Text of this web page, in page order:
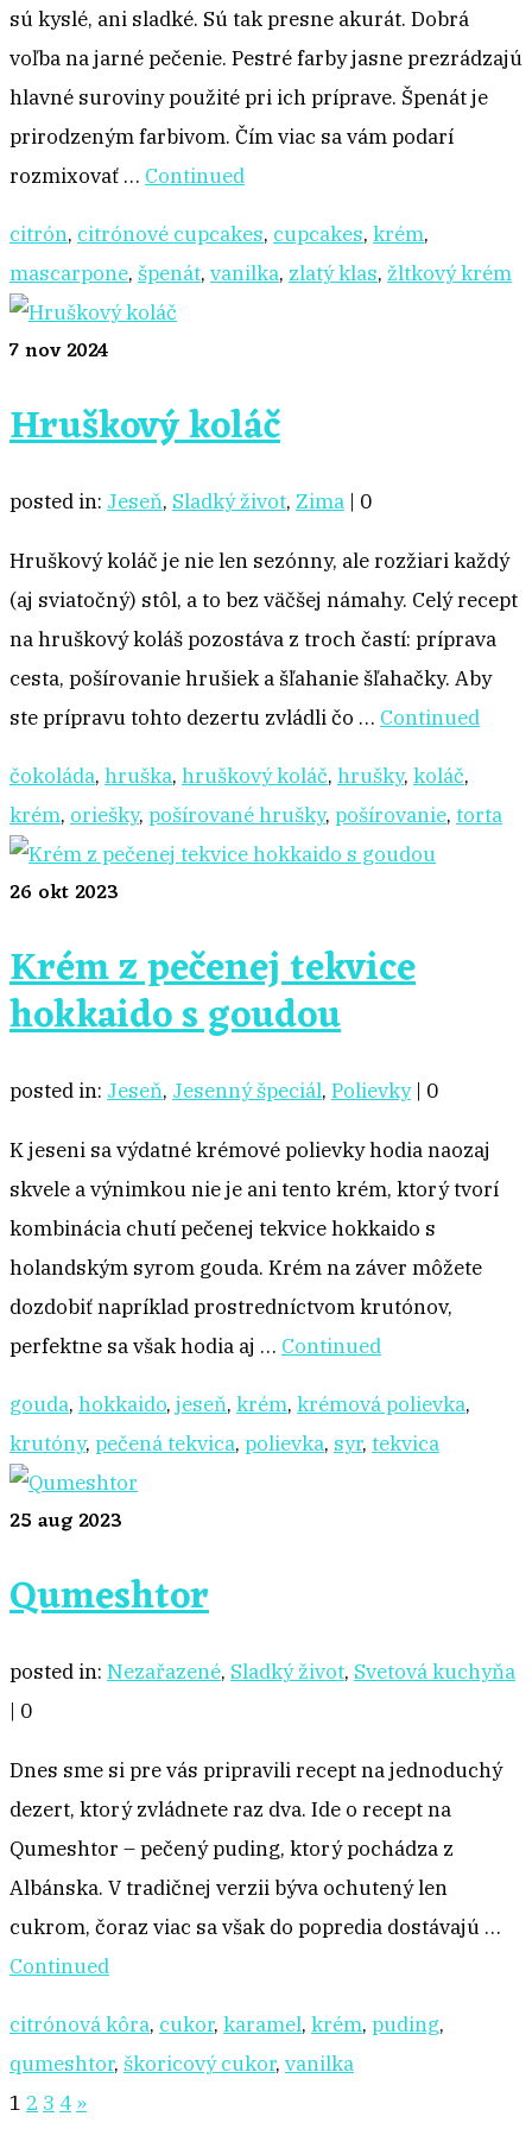
sú kyslé, ani sladké. Sú tak presne akurát. Dobrá
voľba na jarné pečenie. Pestré farby jasne prezrádzajú
hlavné suroviny použité pri ich príprave. Špenát je
prirodzeným farbivom. Čím viac sa vám podarí
rozmixovať … Continued
citrón, citrónové cupcakes, cupcakes, krém,
mascarpone, špenát, vanilka, zlatý klas, žltkový krém
7nov 2024
Hruškový koláč
posted in: Jeseň, Sladký život, Zima | 0
Hruškový koláč je nie len sezónny, ale rozžiari každý
(aj sviatočný) stôl, a to bez väčšej námahy. Celý recept
na hruškový koláš pozostáva z troch častí: príprava
cesta, pošírovanie hrušiek a šľahanie šľahačky. Aby
ste prípravu tohto dezertu zvládli čo … Continued
čokoláda, hruška, hruškový koláč, hrušky, koláč,
krém, oriešky, pošírované hrušky, pošírovanie, torta
26 okt 2023
Krém z pečenej tekvice
hokkaido s goudou
posted in: Jeseň, Jesenný špeciál, Polievky | 0
K jeseni sa výdatné krémové polievky hodia naozaj
skvele a výnimkou nie je ani tento krém, ktorý tvorí
kombinácia chutí pečenej tekvice hokkaido s
holandským syrom gouda. Krém na záver môžete
dozdobiť napríklad prostredníctvom krutónov,
perfektne sa však hodia aj … Continued
gouda, hokkaido, jeseň, krém, krémová polievka,
krutóny, pečená tekvica, polievka, syr, tekvica
25 aug 2023
Qumeshtor
posted in: Nezařazené, Sladký život, Svetová kuchyňa
| 0
Dnes sme si pre vás pripravili recept na jednoduchý
dezert, ktorý zvládnete raz dva. Ide o recept na
Qumeshtor – pečený puding, ktorý pochádza z
Albánska. V tradičnej verzii býva ochutený len
cukrom, čoraz viac sa však do popredia dostávajú …
Continued
citrónová kôra, cukor, karamel, krém, puding,
qumeshtor, škoricový cukor, vanilka
Stránkovanie
1 2 3 4 »